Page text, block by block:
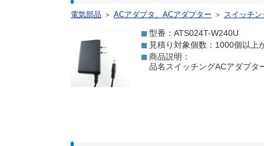
電気部品 ＞ ACアダプタ、ACアダプター ＞ スイッチ
型番：ATS024T-W240U
見積り対象個数：1000個以上
商品説明：
品名スイッチングACアダプタ